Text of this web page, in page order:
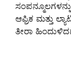
ಆಫ್ರಿಕ ಮತ್ತು
ತೀರಾ